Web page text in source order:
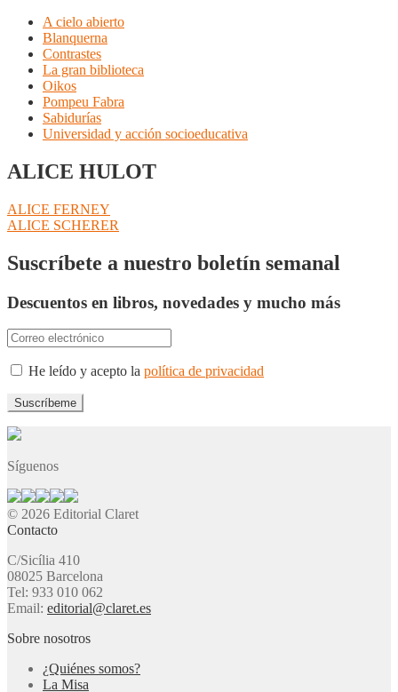
A cielo abierto
Blanquerna
Contrastes
La gran biblioteca
Oikos
Pompeu Fabra
Sabidurías
Universidad y acción socioeducativa
ALICE HULOT
Navegación
de
entradas
Anterior:
ALICE FERNEY
Siguiente:
ALICE SCHERER
Suscríbete a nuestro boletín semanal
Descuentos en libros, novedades y mucho más
He leído y acepto la política de privacidad
Síguenos
© 2026 Editorial Claret
Contacto
C/Sicília 410
08025 Barcelona
Tel: 933 010 062
Email: editorial@claret.es
Sobre nosotros
¿Quiénes somos?
La Misa